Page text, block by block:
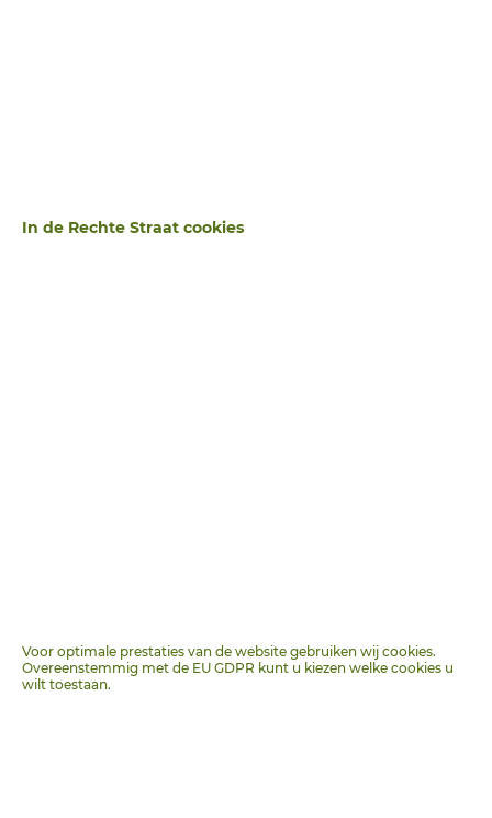
In de Rechte Straat cookies
Voor optimale prestaties van de website gebruiken wij cookies.
Overeenstemmig met de EU GDPR kunt u kiezen welke cookies u
wilt toestaan.
Uitgebreid zoeken
+ Veld toevoegen